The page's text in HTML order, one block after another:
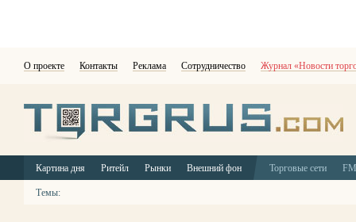
О проекте Контакты Реклама Сотрудничество Журнал «Новости
Картина дня Ритейл Рынки Внешний фон Торговые сети
Темы: